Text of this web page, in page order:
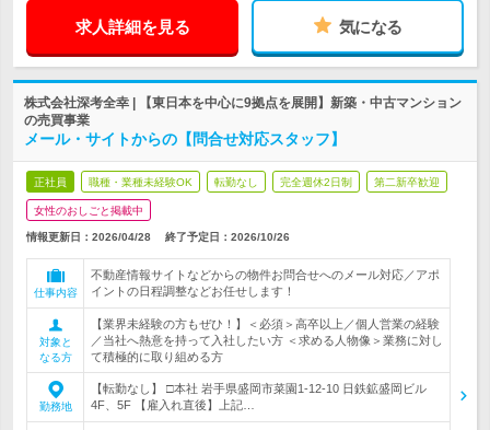
求人詳細を見る 気になる
株式会社深考全幸 | 【東日本を中心に9拠点を展開】新築・中古マンション
の売買事業
メール・サイトからの【問合せ対応スタッフ】
正社員 職種・業種未経験OK 転勤なし 完全週休2日制 第二新卒歓迎
女性のおしごと掲載中
情報更新日：2026/04/28 終了予定日： 2026/10/26
仕事内容
不動産情報サイトなどからの物件お問合せへのメール対応／アポ
イントの日程調整などお任せします！
対象と
なる方
【業界未経験の方もぜひ！】＜必須＞高卒以上／個人営業の経験
／当社へ熱意を持って入社したい方 ＜求める人物像＞業務に対し
て積極的に取り組める方
勤務地
【転勤なし】 □本社 岩手県盛岡市菜園1-12-10 日鉄鉱盛岡ビル
4F、5F 【雇入れ直後】上記…